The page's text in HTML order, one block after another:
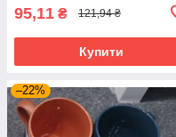
95,11 ₴ 121,94 ₴
Купити
–22%